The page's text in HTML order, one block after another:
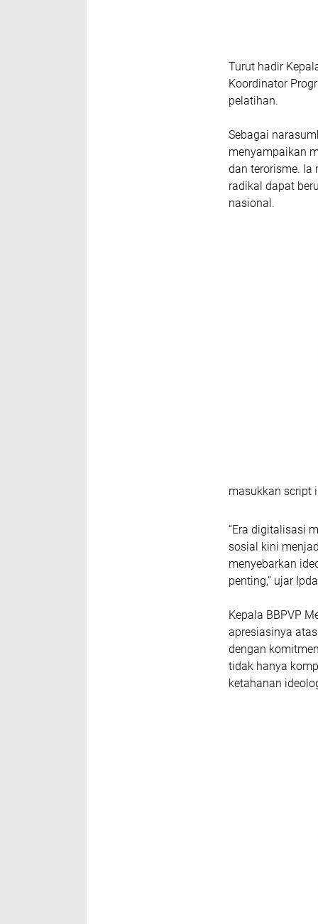
Turut hadir
Koordinator
pelatihan.
Sebagai
menyampaikan
dan terorisme. Ia
radikal dapat
nasional.
masukkan script
“Era digitalisasi
sosial kini
menyebarkan
penting,” ujar
Kepala BBPVP
apresiasinya
dengan
tidak hanya
ketahanan